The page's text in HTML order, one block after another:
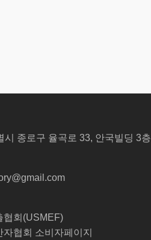
시 종로구 율곡로 33, 안국빌딩 3층
회(USMEF)
협회 소비자페이지